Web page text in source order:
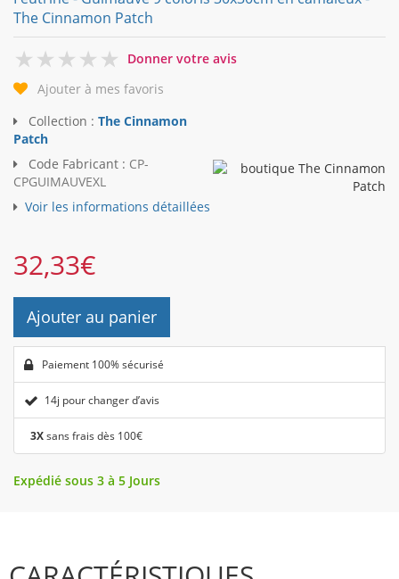
The Cinnamon Patch
0
Donner votre avis
Ajouter à mes favoris
Collection : The Cinnamon
Patch
Code Fabricant : CP-
CPGUIMAUVEXL
Voir les informations détaillées
32,33€
Ajouter au panier
Paiement 100% sécurisé
14j pour changer d’avis
3Xsans frais dès 100€
Expédié sous 3 à 5 Jours